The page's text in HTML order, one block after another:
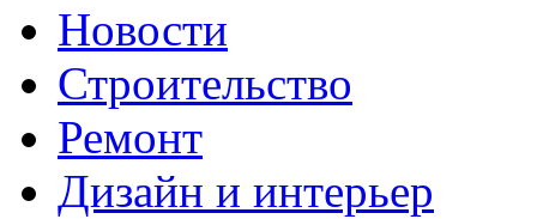
Новости
Строительство
Ремонт
Дизайн и интерьер